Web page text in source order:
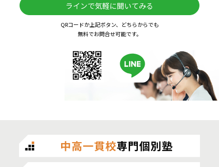
ラインで気軽に聞いてみる
QRコードか上記ボタン、どちらからでも
無料でお問合せ可能です。